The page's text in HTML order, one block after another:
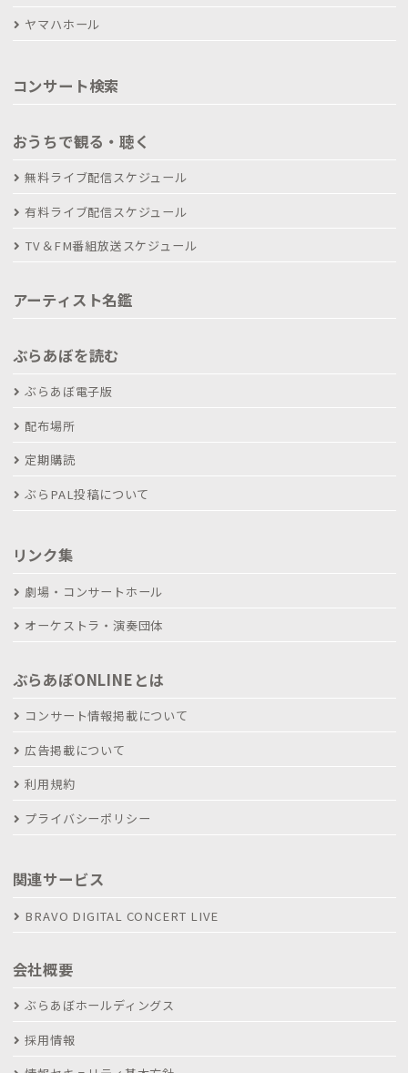
ヤマハホール
コンサート検索
おうちで観る・聴く
無料ライブ配信スケジュール
有料ライブ配信スケジュール
TV＆FM番組放送スケジュール
アーティスト名鑑
ぶらあぼを読む
ぶらあぼ電子版
配布場所
定期購読
ぶらPAL投稿について
リンク集
劇場・コンサートホール
オーケストラ・演奏団体
ぶらあぼONLINEとは
コンサート情報掲載について
広告掲載について
利用規約
プライバシーポリシー
関連サービス
BRAVO DIGITAL CONCERT LIVE
会社概要
ぶらあぼホールディングス
採用情報